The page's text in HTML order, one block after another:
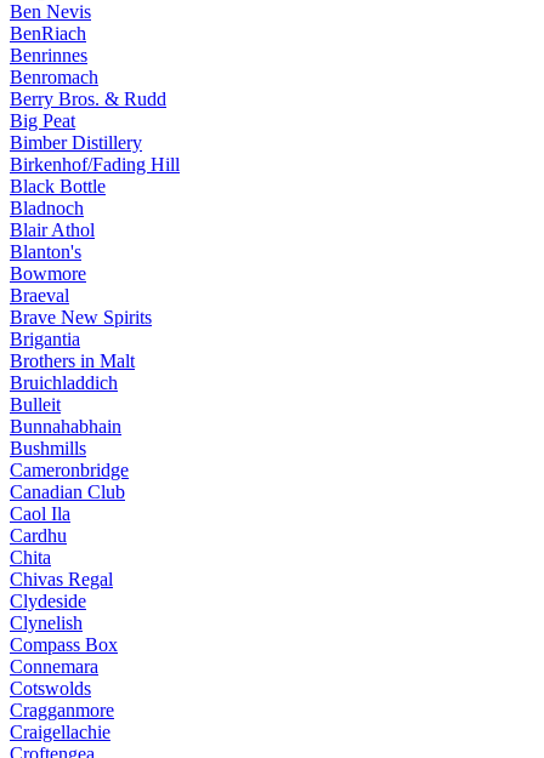
Ben Nevis
BenRiach
Benrinnes
Benromach
Berry Bros. & Rudd
Big Peat
Bimber Distillery
Birkenhof/Fading Hill
Black Bottle
Bladnoch
Blair Athol
Blanton's
Bowmore
Braeval
Brave New Spirits
Brigantia
Brothers in Malt
Bruichladdich
Bulleit
Bunnahabhain
Bushmills
Cameronbridge
Canadian Club
Caol Ila
Cardhu
Chita
Chivas Regal
Clydeside
Clynelish
Compass Box
Connemara
Cotswolds
Cragganmore
Craigellachie
Croftengea